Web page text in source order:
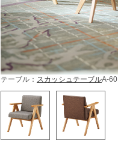
テーブル： スカッシュテーブルA-60